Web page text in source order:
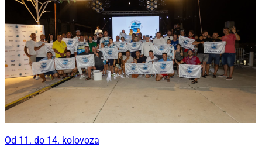
Od 11. do 14. kolovoza